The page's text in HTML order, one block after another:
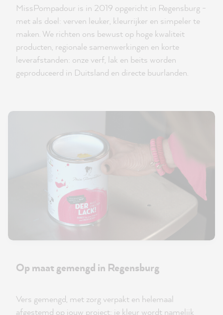
MissPompadour is in 2019 opgericht in Regensburg -
met als doel: verven leuker, kleurrijker en simpeler te
maken. We richten ons bewust op hoge kwaliteit
producten, regionale samenwerkingen en korte
leverafstanden: onze verf, lak en beits worden
geproduceerd in Duitsland en directe buurlanden.
Op maat gemengd in Regensburg
Vers gemengd, met zorg verpakt en helemaal
afgestemd op jouw project: je kleur wordt namelijk